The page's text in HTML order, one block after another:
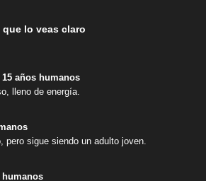
que lo veas claro
15 años humanos
lleno de energía.
pero sigue siendo un adulto joven.
humanos